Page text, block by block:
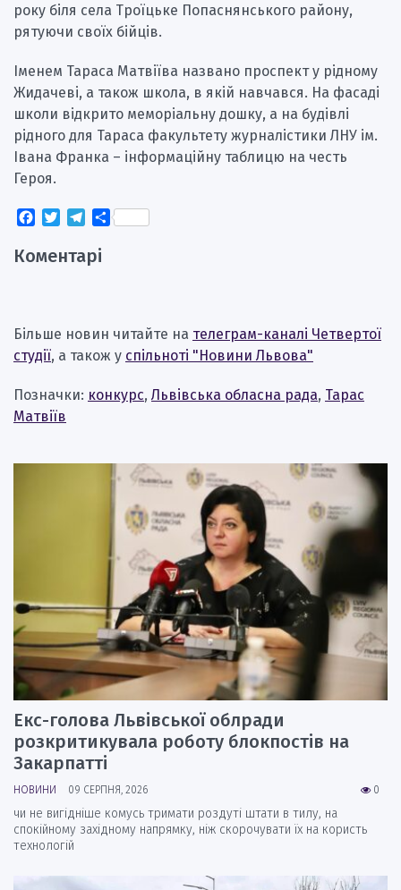
року біля села Троїцьке Попаснянського району,
рятуючи своїх бійців.
Іменем Тараса Матвіїва названо проспект у рідному
Жидачеві, а також школа, в якій навчався. На фасаді
школи відкрито меморіальну дошку, а на будівлі
рідного для Тараса факультету журналістики ЛНУ ім.
Івана Франка – інформаційну таблицю на честь
Героя.
Facebook
TwitterTelegram
Поділитися
Коментарі
Більше новин читайте на телеграм-каналі Четвертої
студії, а також у спільноті "Новини Львова"
Позначки: конкурс, Львівська обласна рада, Тарас
Матвіїв
Екс-голова Львівської облради
розкритикувала роботу блокпостів на
Закарпатті
0
НОВИНИ 09 СЕРПНЯ, 2026
чи не вигідніше комусь тримати роздуті штати в тилу, на
спокійному західному напрямку, ніж скорочувати їх на користь
технологій